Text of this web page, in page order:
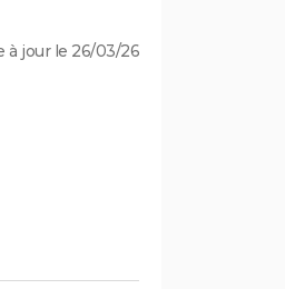
à jour le 26/03/26